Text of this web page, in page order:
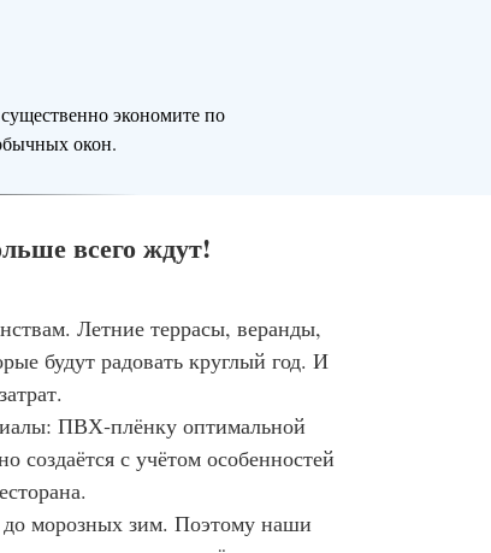
экономите по
окон.
всего ждут!
Летние террасы, веранды,
будут радовать круглый год. И
ПВХ‑плёнку оптимальной
с учётом особенностей
до морозных зим. Поэтому наши